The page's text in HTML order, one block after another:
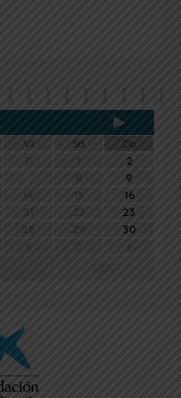
Vi Sá
Do
31
2
8
9
14 15
16
21 22
23
28 29
30
4 5 6
2027